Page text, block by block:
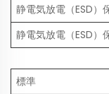
静電気放電（ESD）
静電気放電（ESD）
標準